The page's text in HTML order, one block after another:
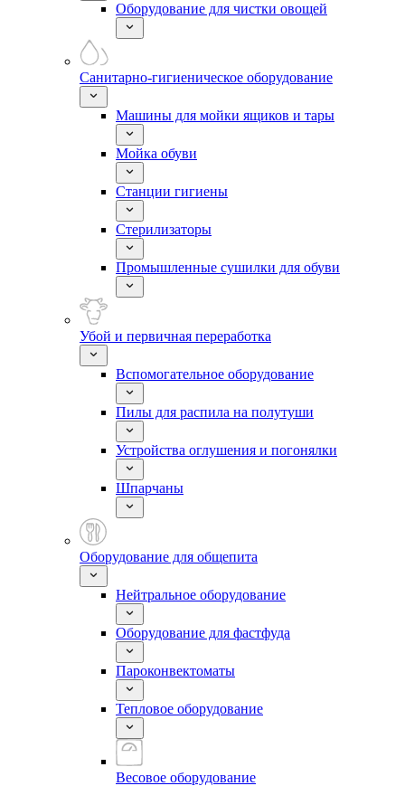
Оборудование для чистки овощей
Санитарно-гигиеническое оборудование
Машины для мойки ящиков и тары
Мойка обуви
Станции гигиены
Стерилизаторы
Промышленные сушилки для обуви
Убой и первичная переработка
Вспомогательное оборудование
Пилы для распила на полутуши
Устройства оглушения и погонялки
Шпарчаны
Оборудование для общепита
Нейтральное оборудование
Оборудование для фастфуда
Пароконвектоматы
Тепловое оборудование
Весовое оборудование